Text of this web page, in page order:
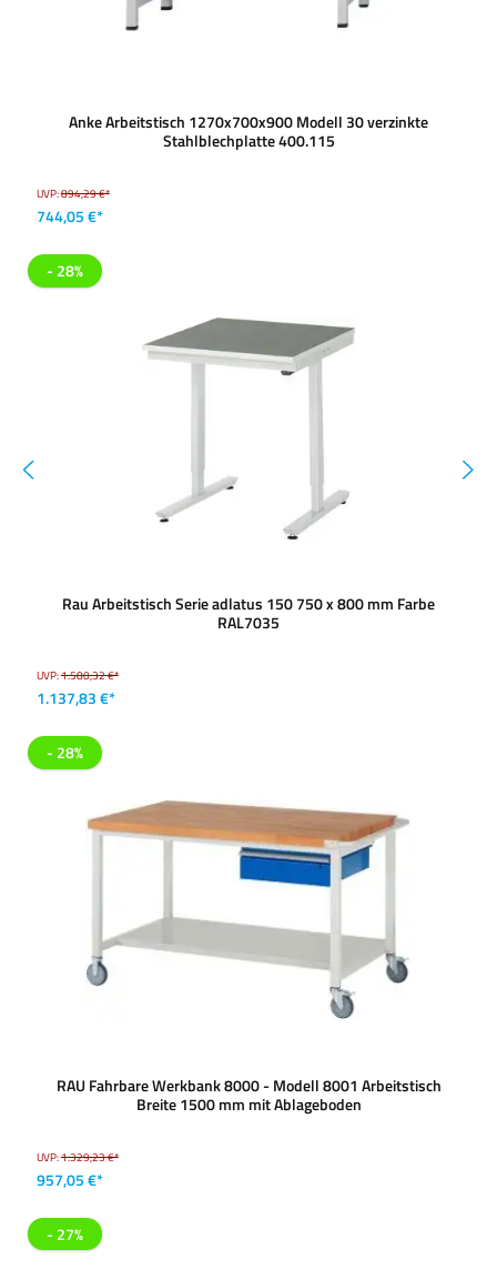
Anke Arbeitstisch 1270x700x900 Modell 30 verzinkte
Stahlblechplatte 400.115
UVP:894,29 €*
744,05 €*
- 28%
Rau Arbeitstisch Serie adlatus 150 750 x 800 mm Farbe
RAL7035
UVP:1.580,32 €*
1.137,83 €*
- 28%
RAU Fahrbare Werkbank 8000 - Modell 8001 Arbeitstisch
Breite 1500 mm mit Ablageboden
UVP:1.329,23 €*
957,05 €*
- 27%